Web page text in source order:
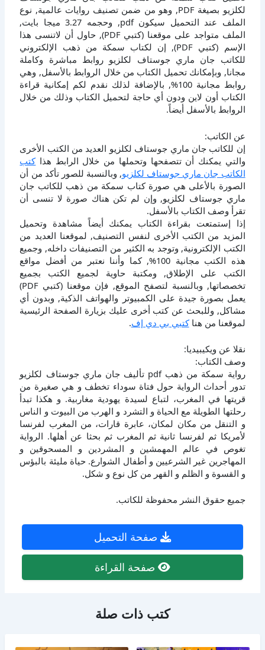
لكلزيو بصيغة PDF, وهو من ضمن تصنيف روايات عالمية, نوع
الملف عند التحميل سيكون pdf, وحجمه 3.27 ميجا بايت,
الملف متواجد على موقعنا (كتبي PDF), حاول أن لاتنسى هذا
الإسم (كتبي PDF), إن لكتاب سمكة من ذهب الإلكتروني
للكاتب جان ماري جوستاف لكلزيو روابط مباشرة وكاملة
مجانا, وبإمكانك تحميل الكتاب من خلال الروابط بالأسفل, وهي
روابط مجانية 100%, بالإضافة لذلك نقدم لكم إمكانية قراءة
الكتاب أون لاين ودون أي حاجة لتحميل الكتاب وذلك من خلال
الروابط بالأسفل أيضاً.
عن الكاتب:
إن للكاتب جان ماري جوستاف لكلزيو العديد من الكتب الأخرى
والتي يمكنك أن تتصفحها وتحملها من خلال الرابط هذاكتب
الكاتب جان ماري جوستاف لكلزيو, وبالنسبة للصور تأكد من أن
الصورة بالأعلى هي صورة كتاب سمكة من ذهب للكاتب جان
ماري جوستاف لكلزيو, وإن لم تكن هناك صورة لا تنسى أن
تقرأ وصف الكتاب بالأسفل.
إذا إستمتعت بقراءة الكتاب يمكنك أيضاً مشاهدة وتحميل
المزيد من الكتب الأخرى لنفس التصنيف, لموقعنا العديد من
الكتب الإلكترونية, وتوجد به الكثير من التصنيفات داخله, وجميع
هذه الكتب مجانية 100%, كما وأننا نعتبر من أفضل مواقع
الكتب على الإطلاق, ومكتبة حاوية لجميع الكتب بجميع
تخصصاتها, وبالنسبة لتصفح الموقع, فإن موقعنا (كتبي PDF)
يعمل بصورة جيدة على الكمبيوتر والهواتف الذكية, وبدون أي
مشاكل, وللبحث عن كتب أخرى عليك بزيارة الصفحة الرئيسية
لموقعنا من هناكتبي بي دي إف.
نقلا عن ويكيبيديا:
وصف الكتاب:
رواية سمكة من ذهب pdf تأليف جان ماري جوستاف لكلزيو
تدور أحداث الرواية حول فتاة سوداء تخطف و هي صغيرة من
قريتها في المغرب، لتباع لسيدة يهودية مغاربية. و هكذا تبدأ
رحلتها الطويلة مع الحياة و التشرد و الهرب من البيوت و الناس
و التنقل من مكان لمكان، عابرة قارات، من المغرب لفرنسا
لأمريكا ثم لفرنسا ثانية ثم المغرب ثم بحثا عن أهلها. الرواية
تغوص في عالم المهمشين و المشردين و المسحوقين و
المهاجرين غير الشرعيين و أطفال الشوارع. حياة مليئة بالبؤس
و القسوة و الظلم و القهر من كل نوع و شكل.
جميع حقوق النشر محفوظة للكاتب.
صفحة التحميل
صفحة القراءة
كتب ذات صلة